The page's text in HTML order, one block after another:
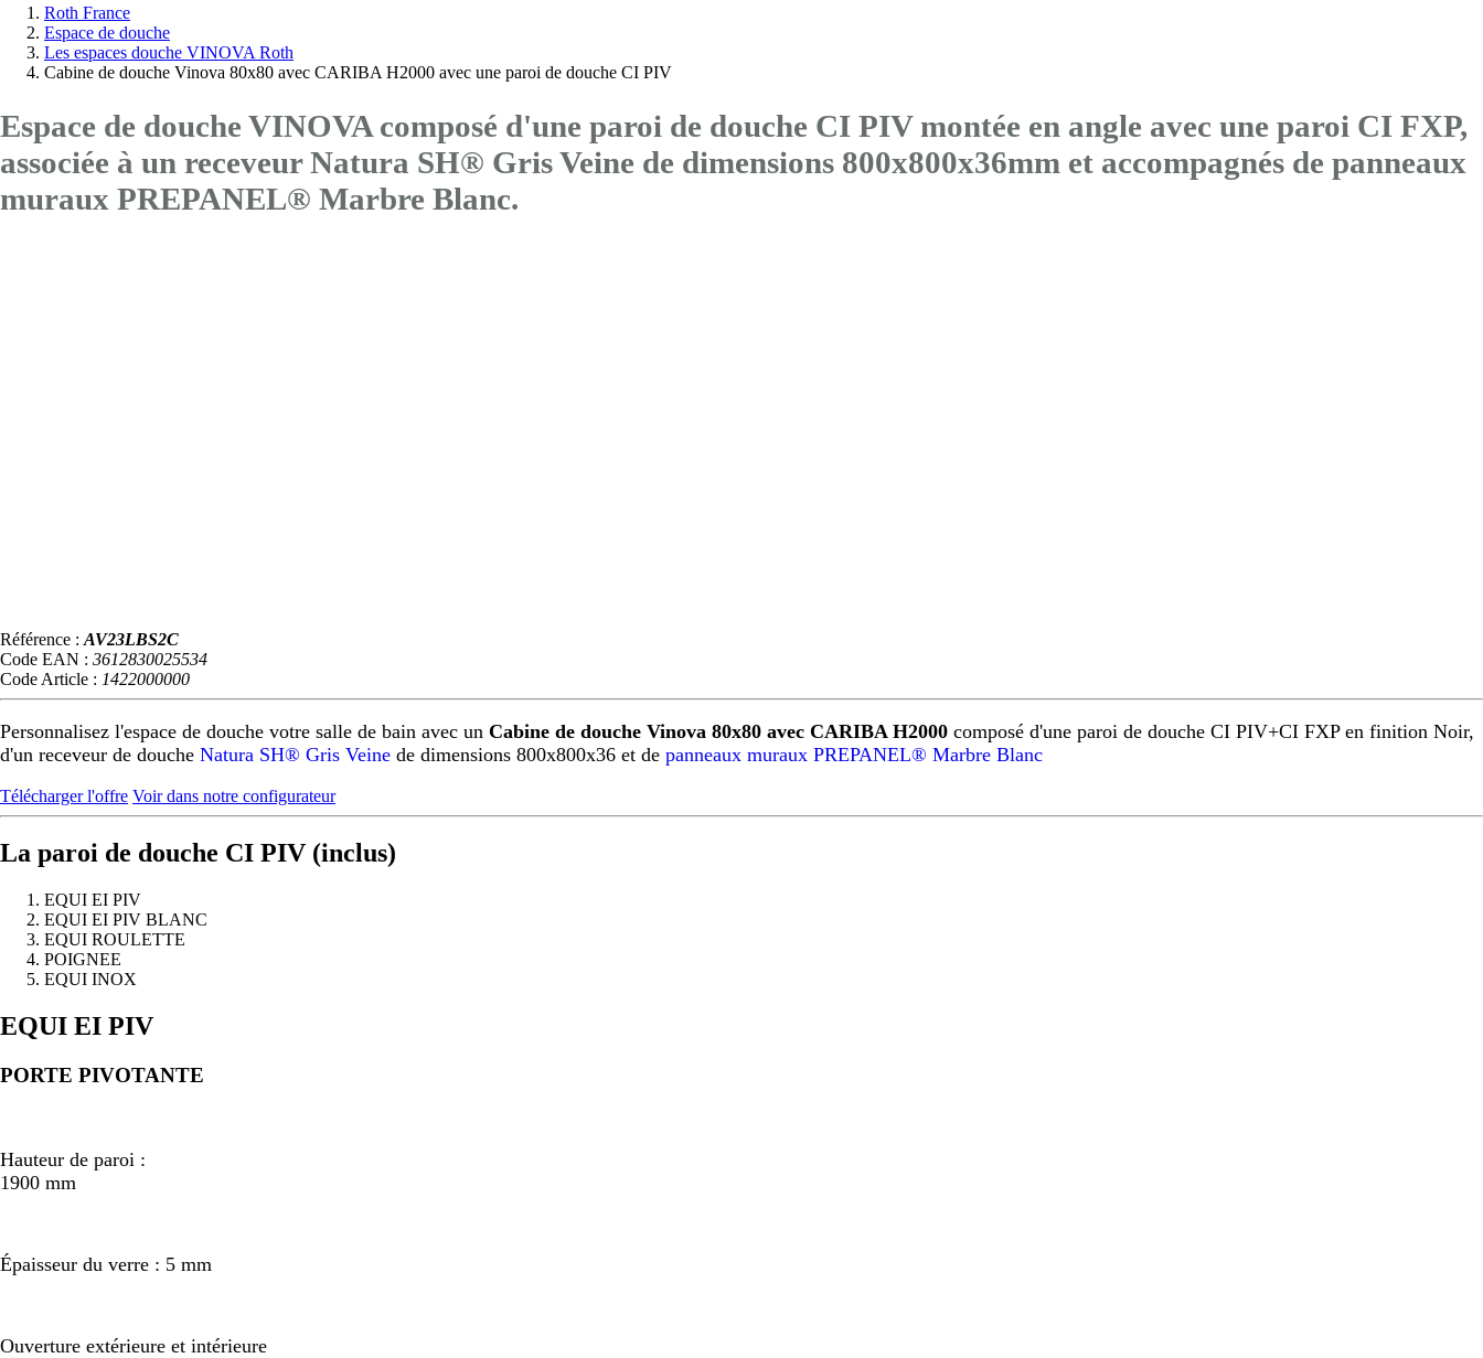
Vous
êtes
Roth France
Espace de douche
Les espaces douche VINOVA Roth
Cabine de douche Vinova 80x80 avec CARIBA H2000 avec une paroi de douche CI PIV
Espace de douche VINOVA composé d'une paroi de douche CI PIV montée en angle avec une paroi CI FXP,
associée à un receveur Natura SH® Gris Veine de dimensions 800x800x36mm et accompagnés de panneaux
muraux PREPANEL® Marbre Blanc.
Référence : AV23LBS2C
Code EAN : 3612830025534
Code Article : 1422000000
Personnalisez l'espace de douche votre salle de bain avec un Cabine de douche Vinova 80x80 avec CARIBA H2000 composé d'une paroi de douche CI PIV+CI FXP en finition Noir,
d'un receveur de douche Natura SH® Gris Veine de dimensions 800x800x36 et de panneaux muraux PREPANEL® Marbre Blanc
Télécharger l'offre Voir dans notre configurateur
La paroi de douche CI PIV (inclus)
EQUI EI PIV
EQUI EI PIV BLANC
EQUI ROULETTE
POIGNEE
EQUI INOX
Précédent
Suivant
EQUI EI PIV
PORTE PIVOTANTE
Hauteur de paroi :
1900 mm
Épaisseur du verre : 5 mm
Ouverture extérieure et intérieure